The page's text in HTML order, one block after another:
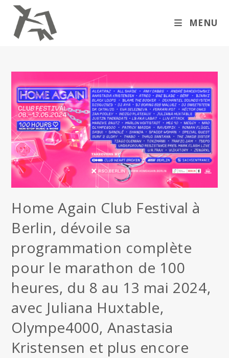
content
MENU
Home Again Club Festival à
Berlin, dévoile sa
programmation complète
pour le marathon de 100
heures, du 8 au 13 mai 2024,
avec Juliana Huxtable,
Olympe4000, Anastasia
Kristensen et plus encore